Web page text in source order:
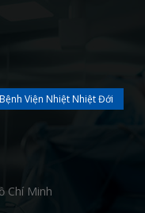
Bệnh Viện Nhiệt Nhiệt Đới
Chí Minh